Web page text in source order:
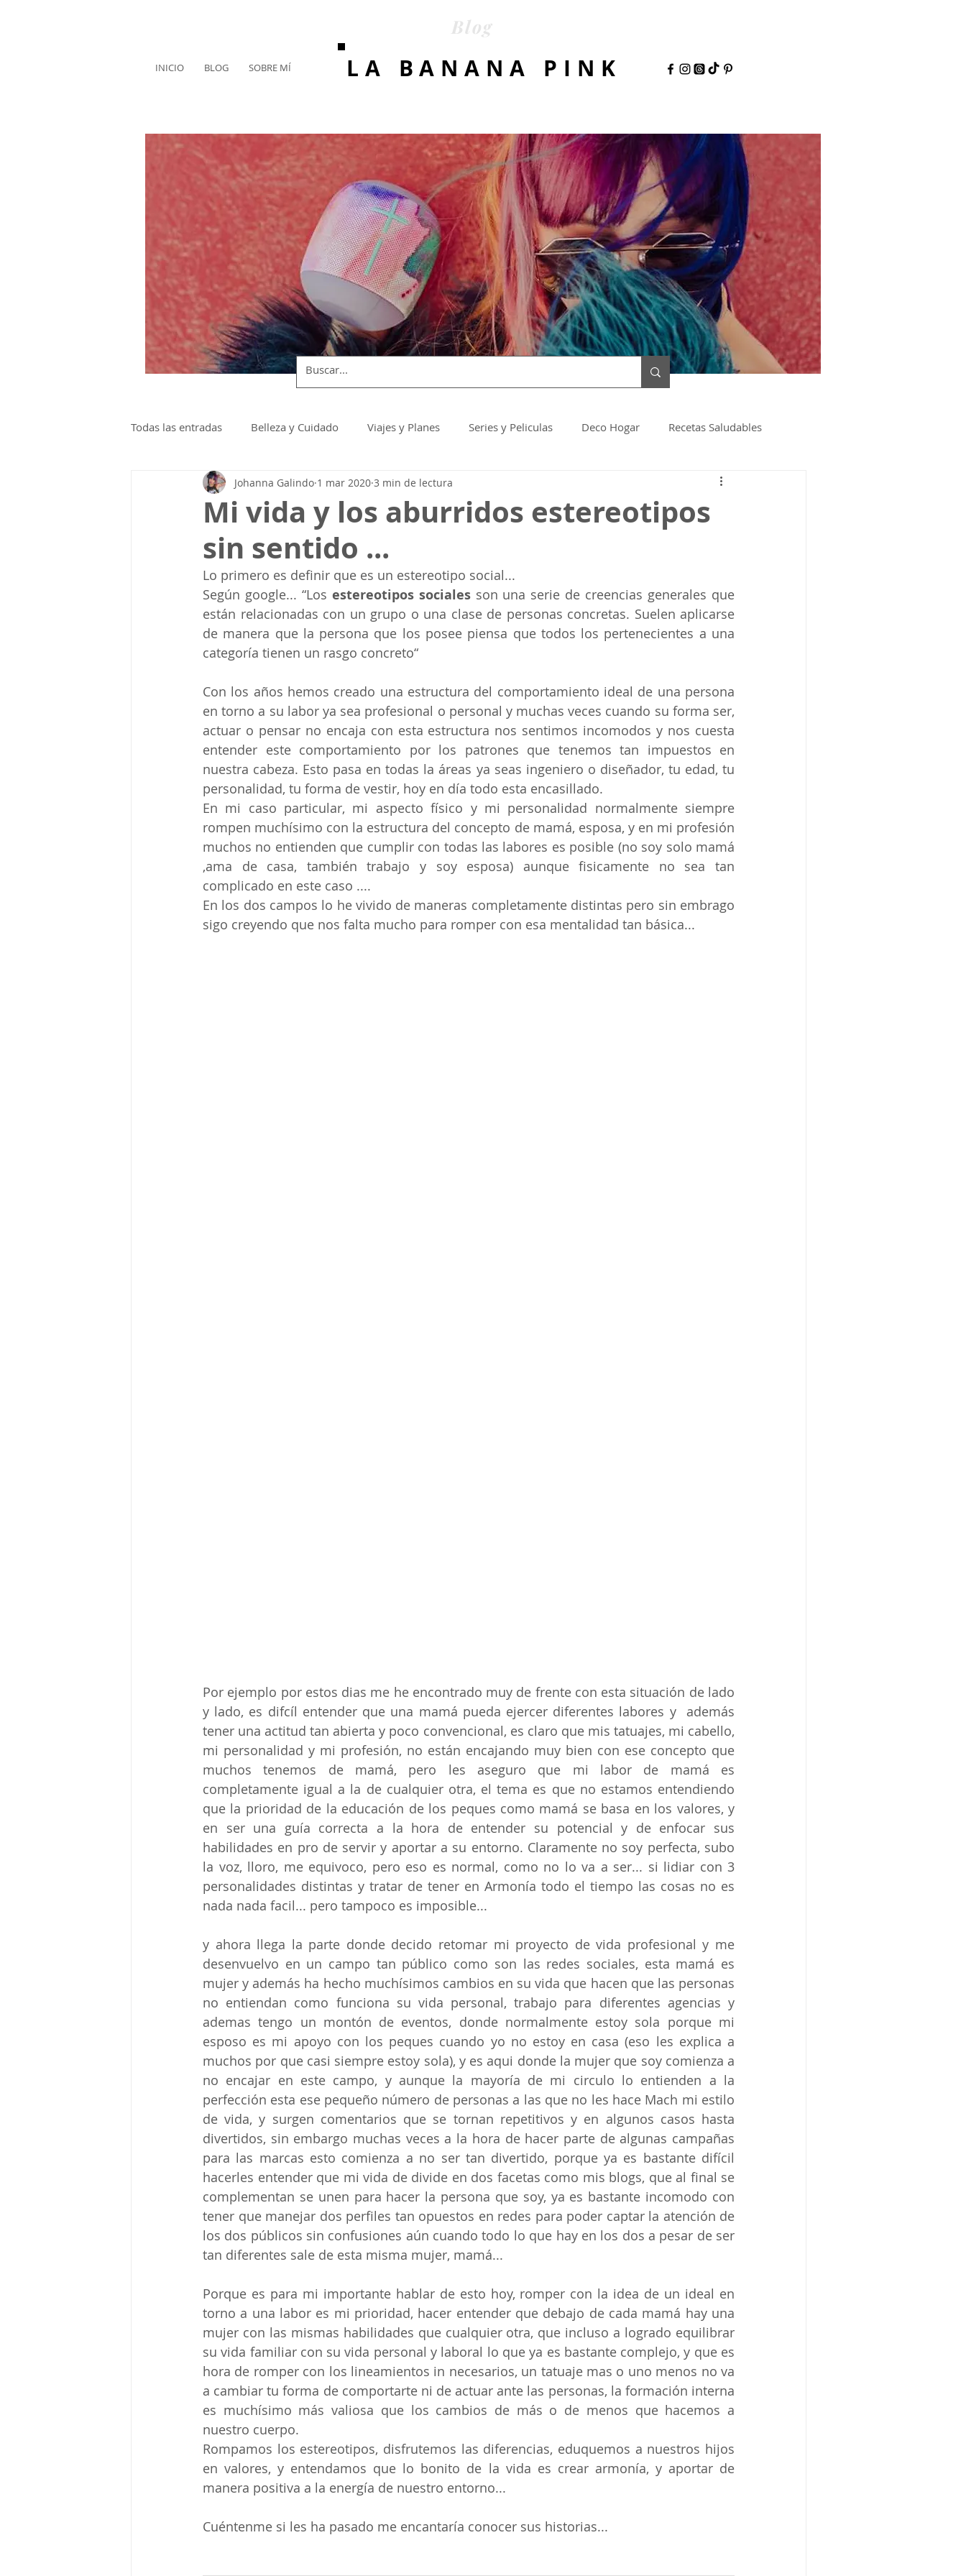
Blog
INICIO BLOG SOBRE MÍ LA BANANA PINK
Todas las entradas Belleza y Cuidado Viajes y Planes Series y Peliculas Deco Hogar Recetas Saludables
Lanzamientos y Eventos
Mi vida y los aburridos estereotipos
sin sentido ...
Johanna Galindo 1 mar 2020 3 min de lectura
Lo primero es definir que es un estereotipo social...
Según google... “Los estereotipos sociales son una serie de creencias generales que
están relacionadas con un grupo o una clase de personas concretas. Suelen aplicarse
de manera que la persona que los posee piensa que todos los pertenecientes a una
categoría tienen un rasgo concreto“
Con los años hemos creado una estructura del comportamiento ideal de una persona
en torno a su labor ya sea profesional o personal y muchas veces cuando su forma ser,
actuar o pensar no encaja con esta estructura nos sentimos incomodos y nos cuesta
entender este comportamiento por los patrones que tenemos tan impuestos en
nuestra cabeza. Esto pasa en todas la áreas ya seas ingeniero o diseñador, tu edad, tu
personalidad, tu forma de vestir, hoy en día todo esta encasillado.
En mi caso particular, mi aspecto físico y mi personalidad normalmente siempre
rompen muchísimo con la estructura del concepto de mamá, esposa, y en mi profesión
muchos no entienden que cumplir con todas las labores es posible (no soy solo mamá
,ama de casa, también trabajo y soy esposa) aunque fisicamente no sea tan
complicado en este caso ....
En los dos campos lo he vivido de maneras completamente distintas pero sin embrago
sigo creyendo que nos falta mucho para romper con esa mentalidad tan básica...
Por ejemplo por estos dias me he encontrado muy de frente con esta situación de lado
y lado, es difcíl entender que una mamá pueda ejercer diferentes labores y  además
tener una actitud tan abierta y poco convencional, es claro que mis tatuajes, mi cabello,
mi personalidad y mi profesión, no están encajando muy bien con ese concepto que
muchos tenemos de mamá, pero les aseguro que mi labor de mamá es
completamente igual a la de cualquier otra, el tema es que no estamos entendiendo
que la prioridad de la educación de los peques como mamá se basa en los valores, y
en ser una guía correcta a la hora de entender su potencial y de enfocar sus
habilidades en pro de servir y aportar a su entorno. Claramente no soy perfecta, subo
la voz, lloro, me equivoco, pero eso es normal, como no lo va a ser... si lidiar con 3
personalidades distintas y tratar de tener en Armonía todo el tiempo las cosas no es
nada nada facil... pero tampoco es imposible...
y ahora llega la parte donde decido retomar mi proyecto de vida profesional y me
desenvuelvo en un campo tan público como son las redes sociales, esta mamá es
mujer y además ha hecho muchísimos cambios en su vida que hacen que las personas
no entiendan como funciona su vida personal, trabajo para diferentes agencias y
ademas tengo un montón de eventos, donde normalmente estoy sola porque mi
esposo es mi apoyo con los peques cuando yo no estoy en casa (eso les explica a
muchos por que casi siempre estoy sola), y es aqui donde la mujer que soy comienza a
no encajar en este campo, y aunque la mayoría de mi circulo lo entienden a la
perfección esta ese pequeño número de personas a las que no les hace Mach mi estilo
de vida, y surgen comentarios que se tornan repetitivos y en algunos casos hasta
divertidos, sin embargo muchas veces a la hora de hacer parte de algunas campañas
para las marcas esto comienza a no ser tan divertido, porque ya es bastante difícil
hacerles entender que mi vida de divide en dos facetas como mis blogs, que al final se
complementan se unen para hacer la persona que soy, ya es bastante incomodo con
tener que manejar dos perfiles tan opuestos en redes para poder captar la atención de
los dos públicos sin confusiones aún cuando todo lo que hay en los dos a pesar de ser
tan diferentes sale de esta misma mujer, mamá...
Porque es para mi importante hablar de esto hoy, romper con la idea de un ideal en
torno a una labor es mi prioridad, hacer entender que debajo de cada mamá hay una
mujer con las mismas habilidades que cualquier otra, que incluso a logrado equilibrar
su vida familiar con su vida personal y laboral lo que ya es bastante complejo, y que es
hora de romper con los lineamientos in necesarios, un tatuaje mas o uno menos no va
a cambiar tu forma de comportarte ni de actuar ante las personas, la formación interna
es muchísimo más valiosa que los cambios de más o de menos que hacemos a
nuestro cuerpo.
Rompamos los estereotipos, disfrutemos las diferencias, eduquemos a nuestros hijos
en valores, y entendamos que lo bonito de la vida es crear armonía, y aportar de
manera positiva a la energía de nuestro entorno...
Cuéntenme si les ha pasado me encantaría conocer sus historias...